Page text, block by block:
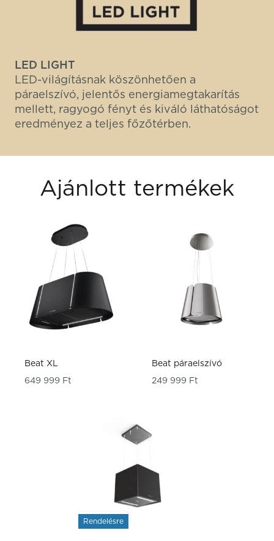
LED LIGHT
LED-világításnak köszönhetően a
páraelszívó, jelentős energiamegtakarítás
mellett, ragyogó fényt és kiváló láthatóságot
eredményez a teljes főzőtérben.
Ajánlott termékek
Beat XL
649 999 Ft
Beat páraelszívó
249 999 Ft
Rendelésre